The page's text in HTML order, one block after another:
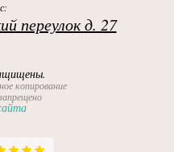
переулок д. 27
копирование